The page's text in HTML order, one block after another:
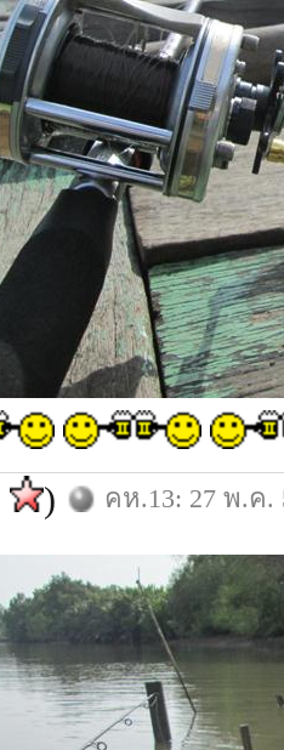
) คห.13: 27 พ.ค.